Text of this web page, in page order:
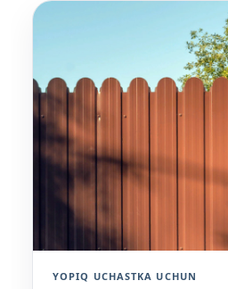
YOPIQ UCHASTKA UCHUN